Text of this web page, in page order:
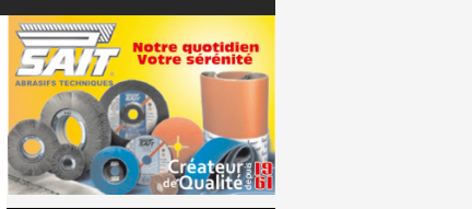
professionnels